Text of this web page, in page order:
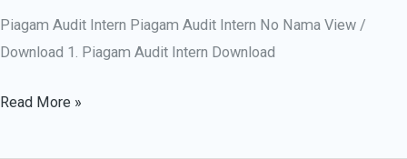
Piagam Audit Intern Piagam Audit Intern No Nama View /
Download 1. Piagam Audit Intern Download
Read More »